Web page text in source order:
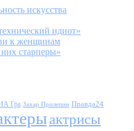
искусства
идиот»
к женщинам
старперы»
Гра Захар Прилепин Правда24
актрисы